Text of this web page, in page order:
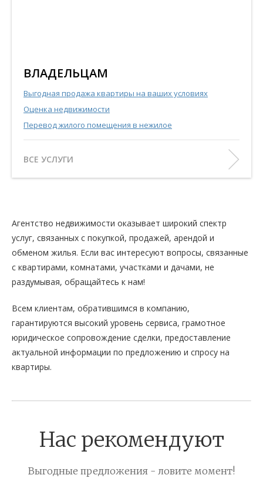
ВЛАДЕЛЬЦАМ
Выгодная продажа квартиры на ваших условиях
Оценка недвижимости
Перевод жилого помещения в нежилое
ВСЕ УСЛУГИ
Агентство недвижимости оказывает широкий спектр
услуг, связанных с покупкой, продажей, арендой и
обменом жилья. Если вас интересуют вопросы, связанные
с квартирами, комнатами, участками и дачами, не
раздумывая, обращайтесь к нам!
Всем клиентам, обратившимся в компанию,
гарантируются высокий уровень сервиса, грамотное
юридическое сопровождение сделки, предоставление
актуальной информации по предложению и спросу на
квартиры.
Нас рекомендуют
Выгодные предложения - ловите момент!